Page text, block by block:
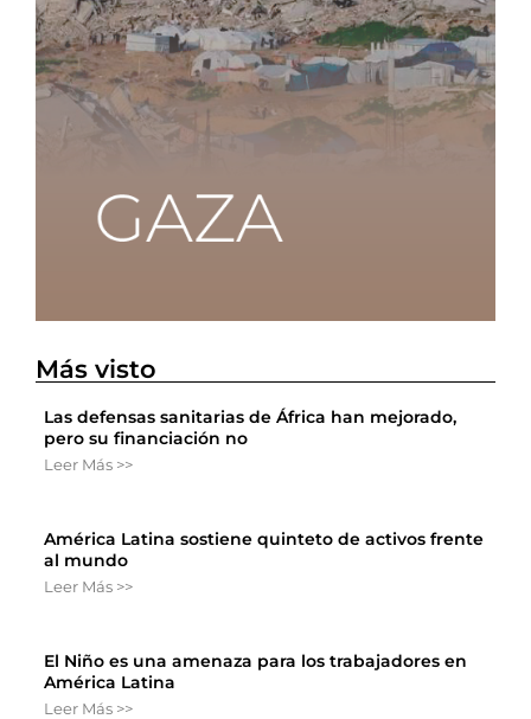
Más visto
Las defensas sanitarias de África han mejorado,
pero su financiación no
Leer Más >>
América Latina sostiene quinteto de activos frente
al mundo
Leer Más >>
El Niño es una amenaza para los trabajadores en
América Latina
Leer Más >>